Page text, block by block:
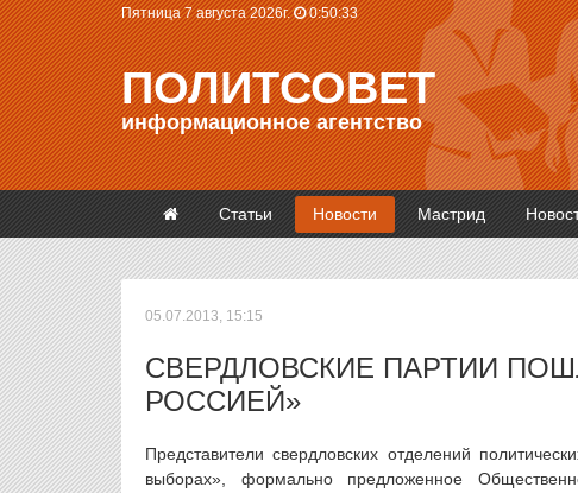
Пятница 7 августа 2026г. 0:50:34
ПОЛИТСОВЕТ
информационное агентство
Статьи Новости Мастрид
05.07.2013, 15:15
СВЕРДЛОВСКИЕ ПАРТИИ
РОССИЕЙ»
Представители свердловских отделений
выборах», формально предложенное